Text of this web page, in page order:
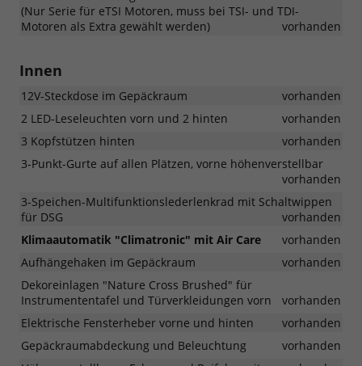
(Nur Serie für eTSI Motoren, muss bei TSI- und TDI-
Motoren als Extra gewählt werden)
vorhanden
Innen
12V-Steckdose im Gepäckraum
vorhanden
2 LED-Leseleuchten vorn und 2 hinten
vorhanden
3 Kopfstützen hinten
vorhanden
3-Punkt-Gurte auf allen Plätzen, vorne höhenverstellbar
vorhanden
3-Speichen-Multifunktionslederlenkrad mit Schaltwippen
für DSG
vorhanden
Klimaautomatik "Climatronic" mit Air Care
vorhanden
Aufhängehaken im Gepäckraum
vorhanden
Dekoreinlagen "Nature Cross Brushed" für
Instrumententafel und Türverkleidungen vorn
vorhanden
Elektrische Fensterheber vorne und hinten
vorhanden
Gepäckraumabdeckung und Beleuchtung
vorhanden